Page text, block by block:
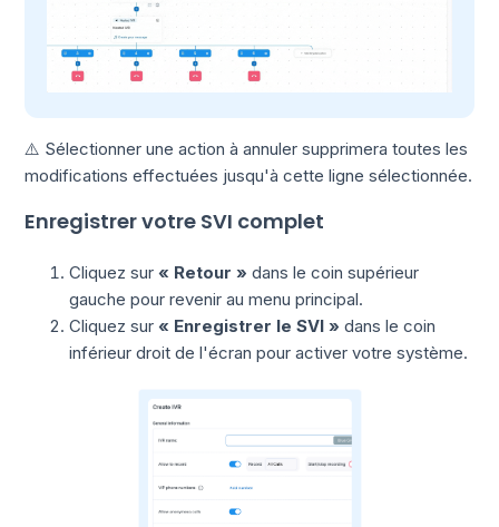
⚠️ Sélectionner une action à annuler supprimera toutes les
modifications effectuées jusqu'à cette ligne sélectionnée.
Enregistrer votre SVI complet
Cliquez sur« Retour » dans le coin supérieur
gauche pour revenir au menu principal.
Cliquez sur« Enregistrer le SVI » dans le coin
inférieur droit de l'écran pour activer votre système.